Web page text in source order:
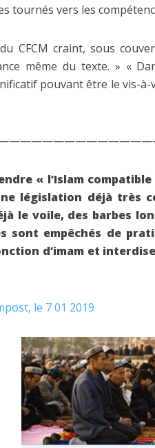
tournés vers les
CFCM craint, sous
même du texte. » «
pouvant être le vis-
« l’Islam
législation déjà très
le voile, des barbes
sont empêchés de
d’imam et
le 7 01 2019